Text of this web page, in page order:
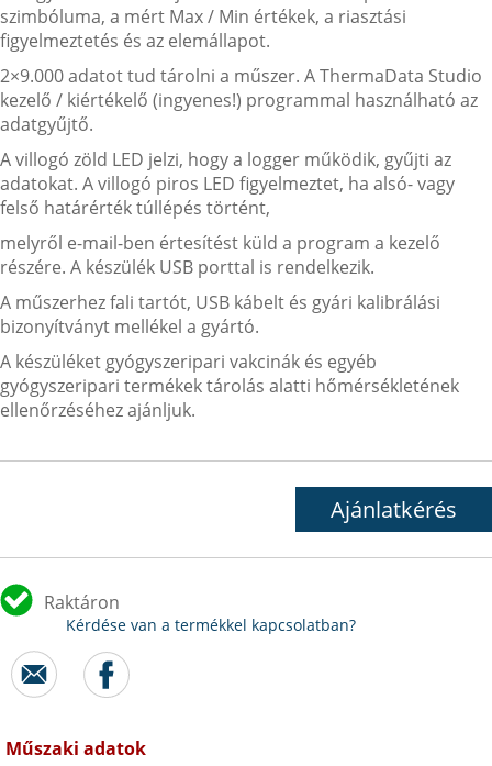
szimbóluma, a mért Max / Min értékek, a riasztási
figyelmeztetés és az elemállapot.
2×9.000 adatot tud tárolni a műszer. A ThermaData Studio
kezelő / kiértékelő (ingyenes!) programmal használható az
adatgyűjtő.
A villogó zöld LED jelzi, hogy a logger működik, gyűjti az
adatokat. A villogó piros LED figyelmeztet, ha alsó- vagy
felső határérték túllépés történt,
melyről e-mail-ben értesítést küld a program a kezelő
részére. A készülék USB porttal is rendelkezik.
A műszerhez fali tartót, USB kábelt és gyári kalibrálási
bizonyítványt mellékel a gyártó.
A készüléket gyógyszeripari vakcinák és egyéb
gyógyszeripari termékek tárolás alatti hőmérsékletének
ellenőrzéséhez ajánljuk.
Ajánlatkérés
Raktáron
Kérdése van a termékkel kapcsolatban?
Műszaki adatok